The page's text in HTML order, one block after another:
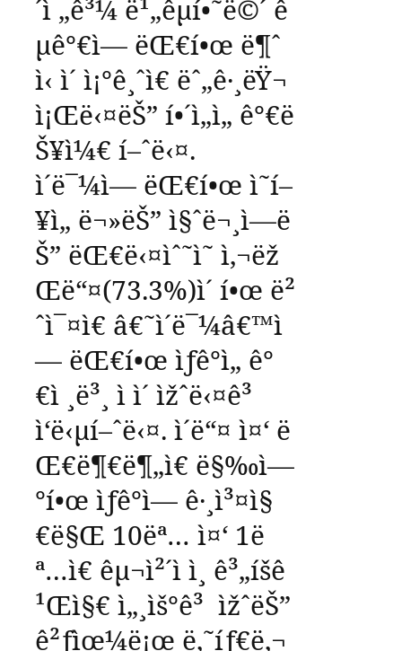
´ì „ê³¼ ë¹„êµí•˜ë©´ ê
µ­ê°€ì— ëŒ€í•œ ë¶ˆ
ì‹ ì´ ì¡°ê¸ˆì€ ëˆ„ê·¸ëŸ¬
ì¡Œë‹¤ëŠ” í•´ì„ì„ ê°€ë
Š¥ì¼€ í–ˆë‹¤.
ì´ë¯¼ì— ëŒ€í•œ ì˜í–
¥ì„ ë¬»ëŠ” ì§ˆë¬¸ì—ë
Š” ëŒ€ë‹¤ìˆ˜ì˜ ì‚¬ëž
Œë“¤(73.3%)ì´ í•œ ë²
ˆì¯¤ì€ â€˜ì´ë¯¼â€™ì
— ëŒ€í•œ ìƒê°ì„ ê°
€ì ¸ë³¸ ì ì´ ìžˆë‹¤ê³
ì‘ë‹µí–ˆë‹¤. ì´ë“¤ ì¤‘ ë
Œ€ë¶€ë¶„ì€ ë§‰ì—
°í•œ ìƒê°ì— ê·¸ì³¤ì§
€ë§Œ 10ëª… ì¤‘ 1ë
ª…ì€ êµ¬ì²´ì ì¸ ê³„íšê
¹Œì§€ ì„¸ìš°ê³ ìžˆëŠ”
ê²ƒìœ¼ë¡œ ë‚˜íƒ€ë‚¬